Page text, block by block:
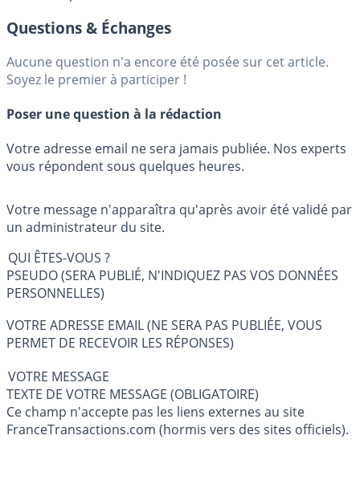
Questions & Échanges
Aucune question n'a encore été posée sur cet article.
Soyez le premier à participer !
Poser une question à la rédaction
Votre adresse email ne sera jamais publiée. Nos experts
vous répondent sous quelques heures.
Votre message n'apparaîtra qu'après avoir été validé par
un administrateur du site.
QUI ÊTES-VOUS ?
PSEUDO (SERA PUBLIÉ, N'INDIQUEZ PAS VOS DONNÉES
PERSONNELLES)
VOTRE ADRESSE EMAIL (NE SERA PAS PUBLIÉE, VOUS
PERMET DE RECEVOIR LES RÉPONSES)
VOTRE MESSAGE
TEXTE DE VOTRE MESSAGE (OBLIGATOIRE)
Ce champ n'accepte pas les liens externes au site
FranceTransactions.com (hormis vers des sites officiels).